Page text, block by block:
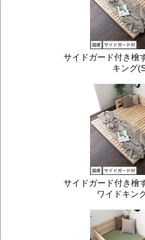
サイドガード付き檜
キング
サイドガード付き檜
ワイドキン